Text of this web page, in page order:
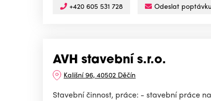
+420 605 531 728 Odeslat poptávku
AVH stavební s.r.o.
Kališní 96, 40502 Děčín
Stavební činnost, práce: - stavební práce